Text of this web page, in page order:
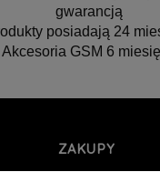
gwarancją
posiadają 24
Akcesoria GSM 6
ZAKUPY